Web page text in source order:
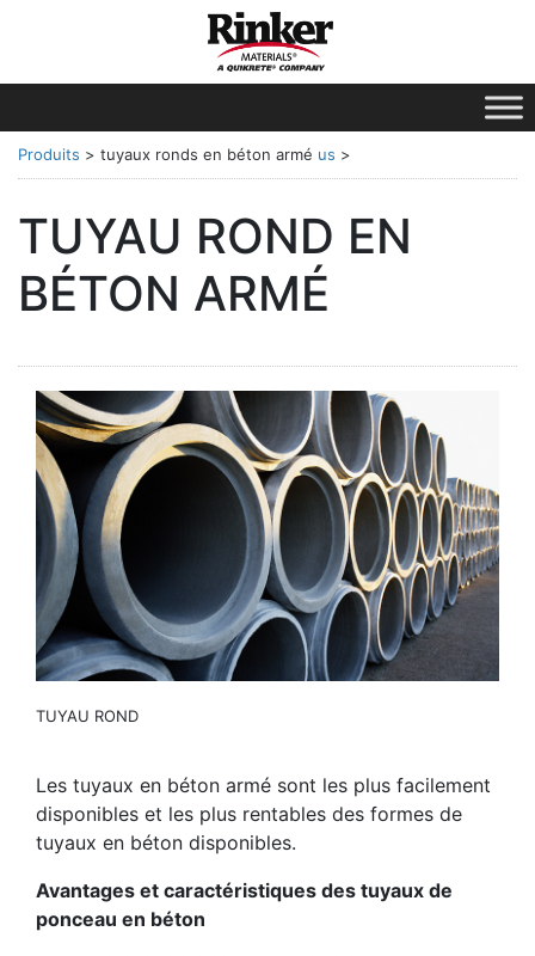
Produits > tuyaux ronds en béton armé us >
TUYAU ROND EN
BÉTON ARMÉ
TUYAU ROND
Les tuyaux en béton armé sont les plus facilement
disponibles et les plus rentables des formes de
tuyaux en béton disponibles.
Avantages et caractéristiques des tuyaux de
ponceau en béton